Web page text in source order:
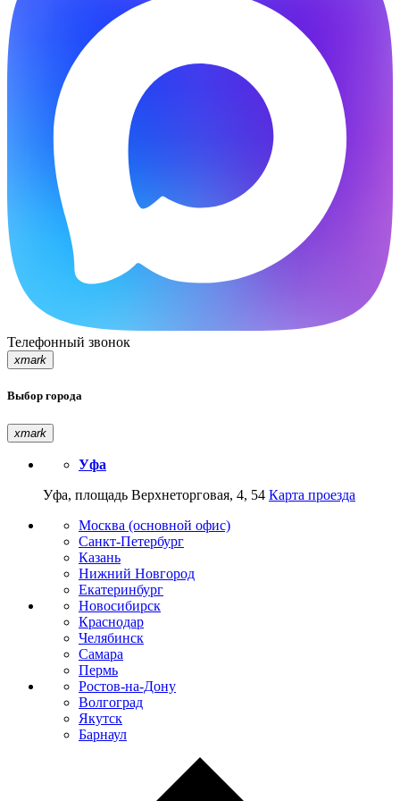
Телефонный звонок
xmark
Выбор города
xmark
Уфа
Уфа, площадь Верхнеторговая, 4, 54 Карта проезда
Москва (основной офис)
Санкт-Петербург
Казань
Нижний Новгород
Екатеринбург
Новосибирск
Краснодар
Челябинск
Самара
Пермь
Ростов-на-Дону
Волгоград
Якутск
Барнаул